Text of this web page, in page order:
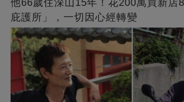
他66歲住深山15年！花200萬買新店
庇護所」，一切因心經轉變